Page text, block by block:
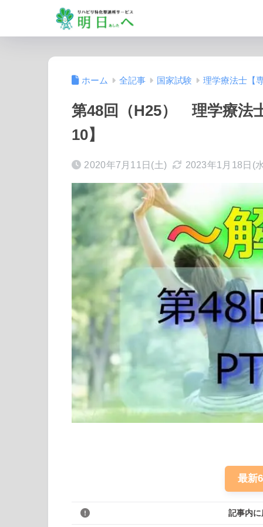
ホーム 全記事 国家試験 理学療法士【
第48回（H25） 理学療法
10】
2020年7月11日(土) 2023年1月18日(
最新
記事内